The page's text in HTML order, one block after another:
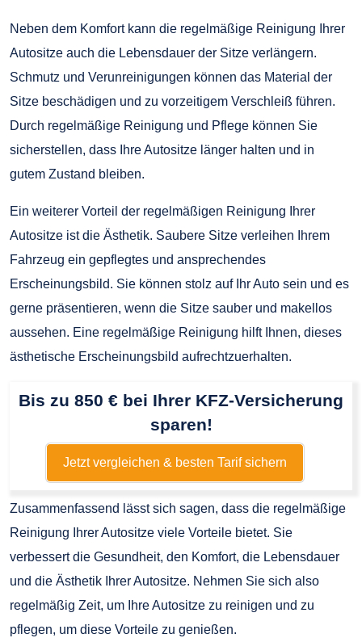
Neben dem Komfort kann die regelmäßige Reinigung Ihrer
Autositze auch die Lebensdauer der Sitze verlängern.
Schmutz und Verunreinigungen können das Material der
Sitze beschädigen und zu vorzeitigem Verschleiß führen.
Durch regelmäßige Reinigung und Pflege können Sie
sicherstellen, dass Ihre Autositze länger halten und in
gutem Zustand bleiben.
Ein weiterer Vorteil der regelmäßigen Reinigung Ihrer
Autositze ist die Ästhetik. Saubere Sitze verleihen Ihrem
Fahrzeug ein gepflegtes und ansprechendes
Erscheinungsbild. Sie können stolz auf Ihr Auto sein und es
gerne präsentieren, wenn die Sitze sauber und makellos
aussehen. Eine regelmäßige Reinigung hilft Ihnen, dieses
ästhetische Erscheinungsbild aufrechtzuerhalten.
Bis zu 850 € bei Ihrer KFZ-Versicherung
sparen!
Jetzt vergleichen & besten Tarif sichern
Zusammenfassend lässt sich sagen, dass die regelmäßige
Reinigung Ihrer Autositze viele Vorteile bietet. Sie
verbessert die Gesundheit, den Komfort, die Lebensdauer
und die Ästhetik Ihrer Autositze. Nehmen Sie sich also
regelmäßig Zeit, um Ihre Autositze zu reinigen und zu
pflegen, um diese Vorteile zu genießen.